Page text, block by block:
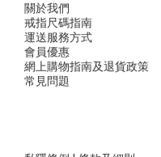
關於我們
戒指尺碼指南
運送服務方式
會員優惠
網上購物指南及退貨政策
常見問題